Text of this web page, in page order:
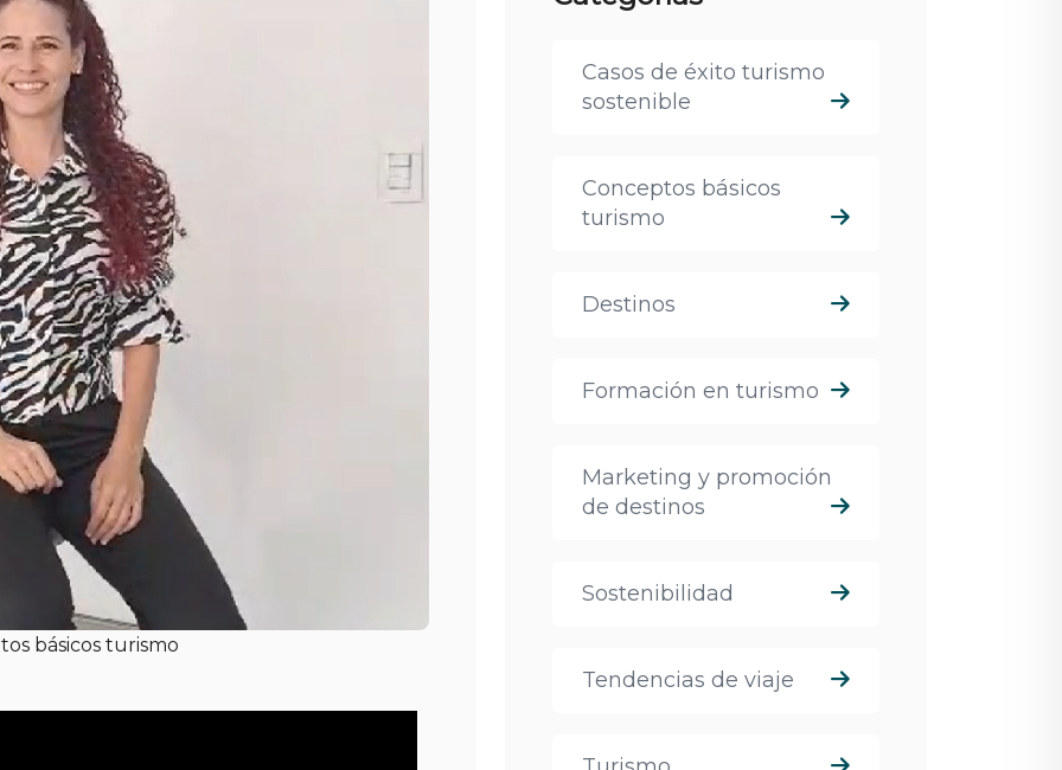
básicos turismo
Casos de éxito turismo
sostenible
Conceptos básicos
turismo
Destinos
Formación en turismo
Marketing y promoción
de destinos
Sostenibilidad
Tendencias de viaje